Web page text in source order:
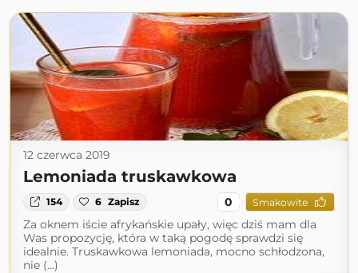
12 czerwca 2019
Lemoniada truskawkowa
154 6 Zapisz 0 Smakowite
Za oknem iście afrykańskie upały, więc dziś mam dla
Was propozycję, która w taką pogodę sprawdzi się
idealnie. Truskawkowa lemoniada, mocno schłodzona,
nie (...)